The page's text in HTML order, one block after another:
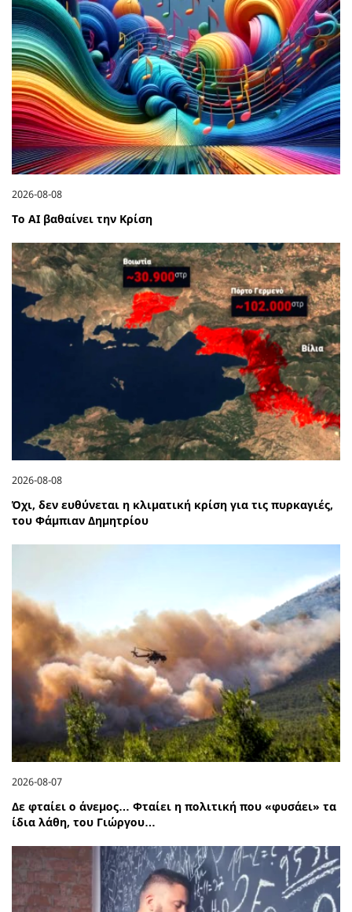
2026-08-08
Το ΑΙ βαθαίνει την Κρίση
2026-08-08
Όχι, δεν ευθύνεται η κλιματική κρίση για τις πυρκαγιές,
του Φάμπιαν Δημητρίου
2026-08-07
Δε φταίει ο άνεμος… Φταίει η πολιτική που «φυσάει» τα
ίδια λάθη, του Γιώργου…